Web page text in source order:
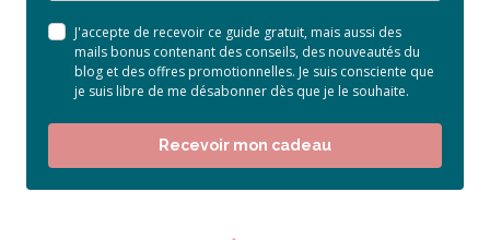
J'accepte de recevoir ce guide gratuit, mais aussi des
mails bonus contenant des conseils, des nouveautés du
blog et des offres promotionnelles. Je suis consciente que
je suis libre de me désabonner dès que je le souhaite.
Recevoir mon cadeau